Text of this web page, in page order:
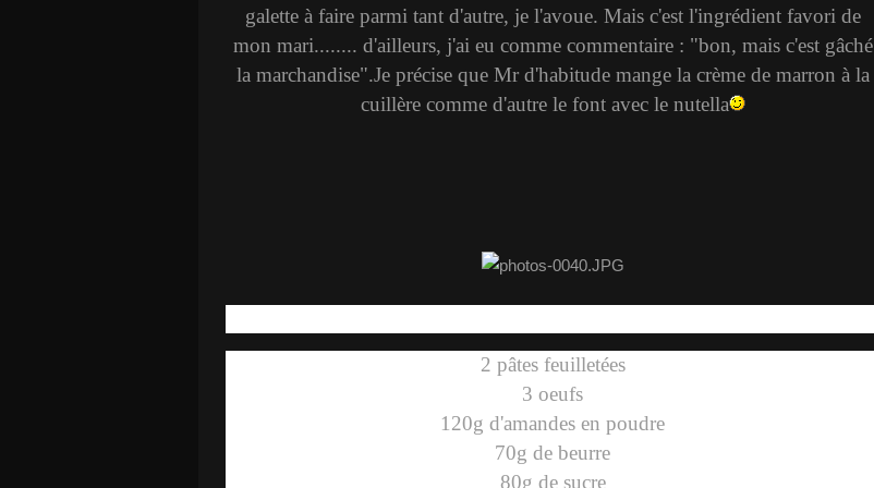
galette à faire parmi tant d'autre, je l'avoue. Mais c'est l'ingrédient favori de
mon mari........ d'ailleurs, j'ai eu comme commentaire : "bon, mais c'est gâché
la marchandise".Je précise que Mr d'habitude mange la crème de marron à la
cuillère comme d'autre le font avec le nutella
2 pâtes feuilletées
3 oeufs
120g d'amandes en poudre
70g de beurre
80g de sucre